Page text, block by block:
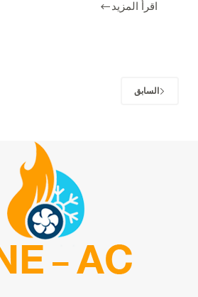
اقرأ المزيد
افضل
|0542424389السابق